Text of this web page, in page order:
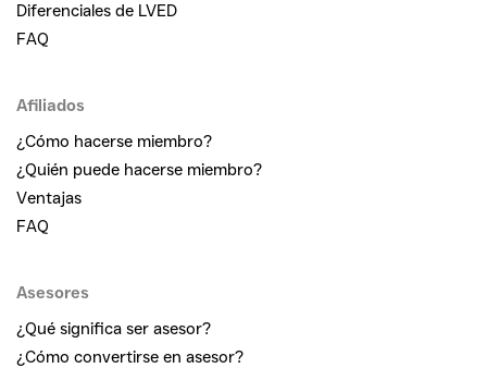
Diferenciales de LVED
FAQ
Afiliados
¿Cómo hacerse miembro?
¿Quién puede hacerse miembro?
Ventajas
FAQ
Asesores
¿Qué significa ser asesor?
¿Cómo convertirse en asesor?